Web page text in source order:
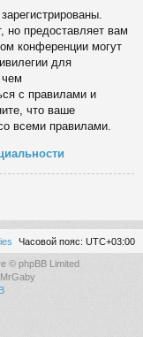
но предоставляет вам
конференции могут
для
чем
с правилами и
что ваше
всеми правилами.
Часовой пояс: UTC+03:00
© phpBB Limited